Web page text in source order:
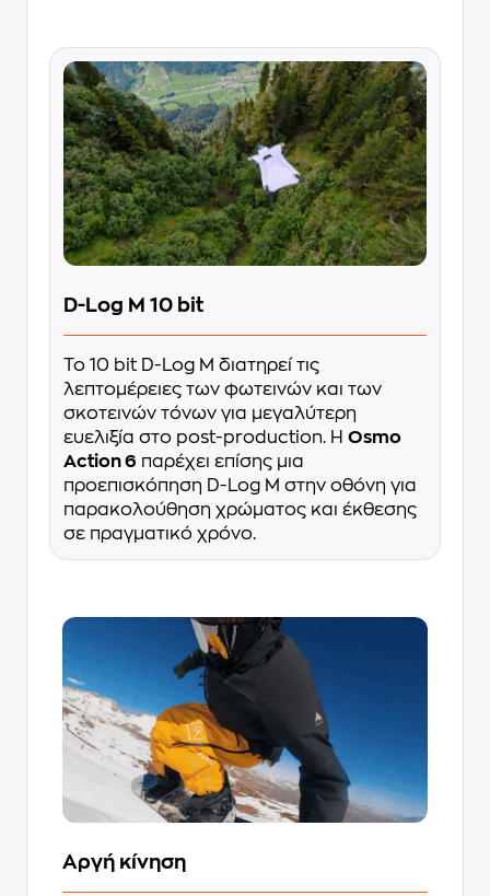
D-Log M 10 bit
Το 10 bit D-Log M διατηρεί τις
λεπτομέρειες των φωτεινών και των
σκοτεινών τόνων για μεγαλύτερη
ευελιξία στο post-production. Η Osmo
Action 6 παρέχει επίσης μια
προεπισκόπηση D-Log M στην οθόνη για
παρακολούθηση χρώματος και έκθεσης
σε πραγματικό χρόνο.
Αργή κίνηση